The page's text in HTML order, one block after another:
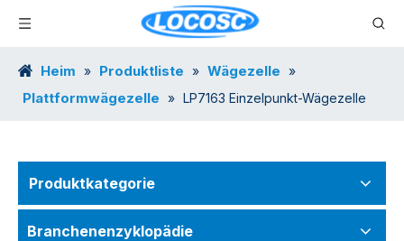
Heim » Produktliste » Wägezelle »
Plattformwägezelle » LP7163 Einzelpunkt-Wägezelle
Produktkategorie
Branchenenzyklopädie